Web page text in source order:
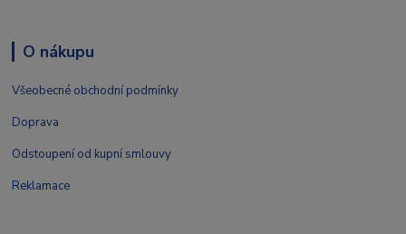
O nákupu
Všeobecné obchodní podmínky
Doprava
Odstoupení od kupní smlouvy
Reklamace